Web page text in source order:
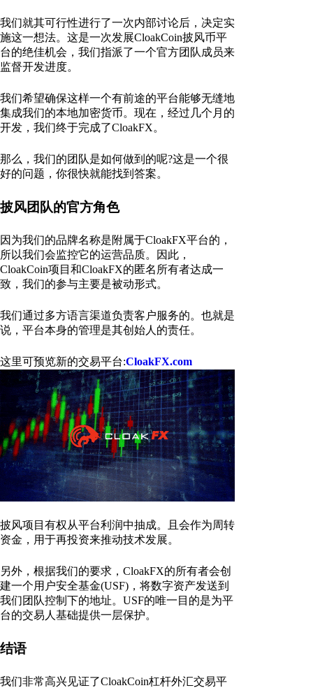
我们就其可行性进行了一次内部讨论后，决定实
施这一想法。这是一次发展CloakCoin披风币平
台的绝佳机会，我们指派了一个官方团队成员来
监督开发进度。
我们希望确保这样一个有前途的平台能够无缝地
集成我们的本地加密货币。现在，经过几个月的
开发，我们终于完成了CloakFX。
那么，我们的团队是如何做到的呢?这是一个很
好的问题，你很快就能找到答案。
披风团队的官方角色
因为我们的品牌名称是附属于CloakFX平台的，
所以我们会监控它的运营品质。因此，
CloakCoin项目和CloakFX的匿名所有者达成一
致，我们的参与主要是被动形式。
我们通过多方语言渠道负责客户服务的。也就是
说，平台本身的管理是其创始人的责任。
这里可预览新的交易平台:CloakFX.com
披风项目有权从平台利润中抽成。且会作为周转
资金，用于再投资来推动技术发展。
另外，根据我们的要求，CloakFX的所有者会创
建一个用户安全基金(USF)，将数字资产发送到
我们团队控制下的地址。USF的唯一目的是为平
台的交易人基础提供一层保护。
结语
我们非常高兴见证了CloakCoin杠杆外汇交易平